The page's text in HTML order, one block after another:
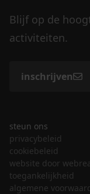
Blijf op de
activiteiten.
inschrijven
steun ons
privacybeleid
cookiebeleid
website door
toegankelijkheid
algemene